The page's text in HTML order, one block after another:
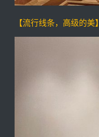
【流行线条，高级的美】